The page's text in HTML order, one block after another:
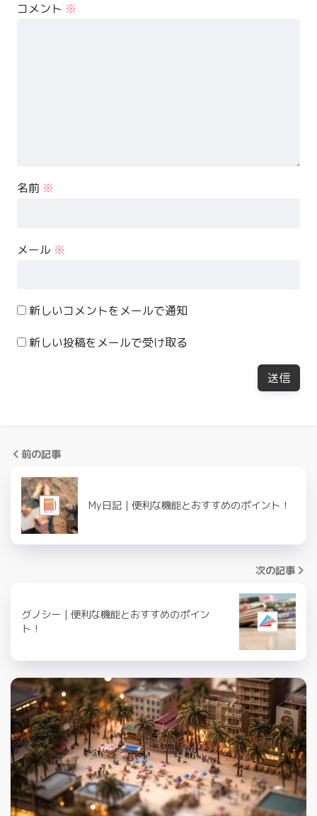
コメント ※
名前 ※
メール ※
新しいコメントをメールで通知
新しい投稿をメールで受け取る
前の記事
My日記｜便利な機能とおすすめのポイント！
次の記事
グノシー｜便利な機能とおすすめのポイン
ト！